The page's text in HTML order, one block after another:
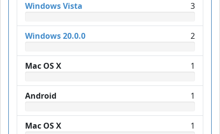
Windows Vista 3
Windows 20.0.0 2
Mac OS X 1
Android 1
Mac OS X 1